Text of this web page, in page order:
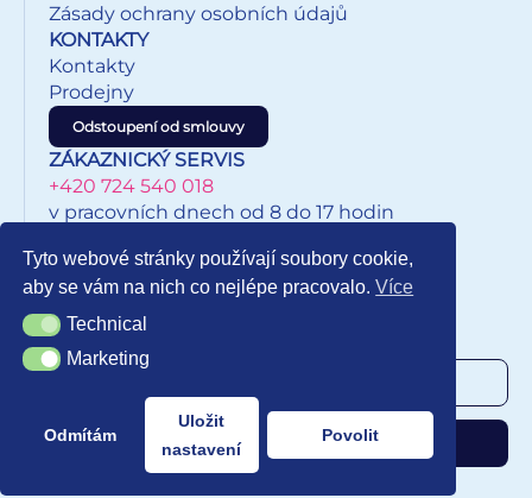
Zásady ochrany osobních údajů
KONTAKTY
Kontakty
Prodejny
Odstoupení od smlouvy
ZÁKAZNICKÝ SERVIS
+420 724 540 018
v pracovních dnech od 8 do 17 hodin
NEWSLETTER
Tyto webové stránky používají soubory cookie,
aby se vám na nich co nejlépe pracovalo.Více
TechnicalTechnical
MarketingMarketing
Odmítám
Uložit
nastavení
Povolit